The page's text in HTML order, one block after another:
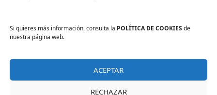
Si quieres más información, consulta la POLÍTICA DE COOKIES de
nuestra página web.
ACEPTAR
RECHAZAR
Aviso legal
Protección de datos
Política de cookies
Información básica sobre protección de datos